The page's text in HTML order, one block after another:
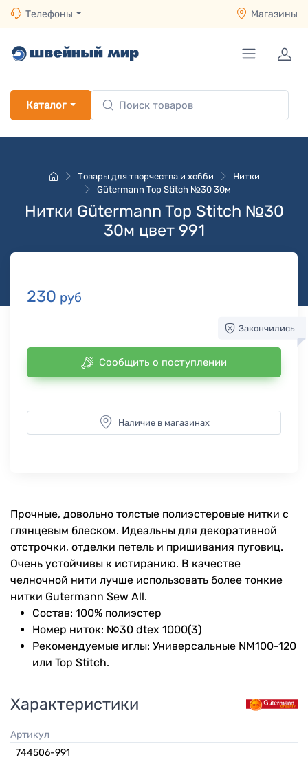
Телефоны Магазины
Каталог
Товары для творчества и хобби
Нитки
Gütermann Top Stitch №30 30м
Нитки Gütermann Top Stitch №30
30м цвет 991
230 руб
Закончились
Сообщить о поступлении
Наличие в магазинах
Прочные, довольно толстые полиэстеровые нитки с
глянцевым блеском. Идеальны для декоративной
отстрочки, отделки петель и пришивания пуговиц.
Очень устойчивы к истиранию. В качестве
челночной нити лучше использовать более тонкие
нитки Gutermann Sew All.
Состав: 100% полиэстер
Номер ниток: №30 dtex 1000(3)
Рекомендуемые иглы: Универсальные NM100-120
или Top Stitch.
Характеристики
Артикул
744506-991